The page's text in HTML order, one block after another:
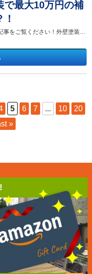
で最大10万円の補
【23年10月更新】最新の助成金情報は以下の記事をご覧ください！外壁塗装補助金と飯能市 お得な情報をゲットしよう！ ブログ読者の皆様、こんにちは！坂戸市・飯能市の外壁塗装・屋根塗装専門店の色彩デザインです。 寒い冬が終わり、桜と共に暖かい春を迎えています。 季節の変わり目、お体ご自愛ください。 さて、今となってはご存じの方も増えてきましたが、こんなご質問もいただきます。 「塗装でも補助金って出るの？」 市によって条件ありますが「リフォーム補助金」が出ます。 弊社が店舗を構えさせていただいている坂戸市、飯能市では今年度「2021年4月～」もあると周知されています。 主たる業者がその市内という条件を含め、弊社の場合は、外壁塗装・屋根塗装を行った際の補助金を利用することができます。 補助金を受けることができる対象者は、以下2点に該当する方です。1.市内に住所がある方2.市内にある店舗などの所有者、または市内にある店舗で自ら事業を営んでいる方。もしくは市内に存する住宅を自らが居住するために借り受けている方。 簡単にまとめると、その市内に住んでいて、自身で住宅を保有している方は補助金を受けることができます。 ただ、1つ問題があります。 市の財源確保です。 坂戸市・飯能市の補助金には、毎年財源の上限があります。 つまり、先着順なのです。 詳しくは 坂戸市店舗・住宅等リフォーム補助金事業 飯能市店舗・住宅等リフォーム補助金事業 のページをご覧ください。 色彩デザインでは、毎年坂戸市・飯能市の地域の皆様が外壁塗装・屋根塗装を実施する際、補助金需給のサポートをさせていただいております。 補助金をサポートさせていただくのにも手順がございますので、弊社スタッフが責任をもってサポートさせていただきます。 まずは一度、弊社色彩デザインに補助金のご相談をいただくことをお勧めします！ 色彩デザインへの外壁塗装・屋根塗装に関するご相談・お見積りはコチラから！
5 6 7 ... 10
20
»